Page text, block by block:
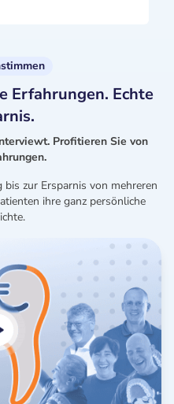
Erfahrungen. Echte
Profitieren Sie von
zur Ersparnis von mehreren
ihre ganz persönliche